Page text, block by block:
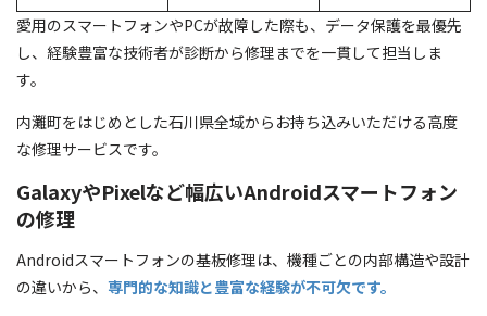
愛用のスマートフォンやPCが故障した際も、データ保護を最優先
し、経験豊富な技術者が診断から修理までを一貫して担当しま
す。
内灘町をはじめとした石川県全域からお持ち込みいただける高度
な修理サービスです。
GalaxyやPixelなど幅広いAndroidスマートフォン
の修理
Androidスマートフォンの基板修理は、機種ごとの内部構造や設計
の違いから、 専門的な知識と豊富な経験が不可欠です。